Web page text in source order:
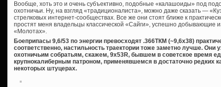
Вообще, хоть это и очень субъективно, подобные «калашоиды» под
охотничьи. Ну, на взгляд «традиционалиста», можно даже сказать —
стрелковых интернет-сообществах. Все же они стоят ближе к
простят меня владельцы классической «Сайги», успешно добывающие
«Молотах».
Боеприпасы 9,6/53 по энергии превосходят .366ТКМ (~9,6х38)
соответственно, настильность траектории тоже заметно лучше. Они
охотничьим собратьям, скажем, 9х53R, бывшем в советское время
крупнокалиберным патроном, применявшемся в достаточно редких
некоторых штуцерах.